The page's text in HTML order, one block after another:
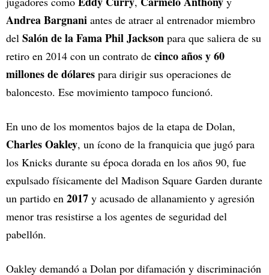
Andrea Bargnani antes de atraer al entrenador miembro
del Salón de la Fama Phil Jackson para que saliera de su
retiro en 2014 con un contrato de cinco años y 60
millones de dólares para dirigir sus operaciones de
baloncesto. Ese movimiento tampoco funcionó.
En uno de los momentos bajos de la etapa de Dolan,
Charles Oakley, un ícono de la franquicia que jugó para
los Knicks durante su época dorada en los años 90, fue
expulsado físicamente del Madison Square Garden durante
un partido en 2017 y acusado de allanamiento y agresión
menor tras resistirse a los agentes de seguridad del
pabellón.
Oakley demandó a Dolan por difamación y discriminación